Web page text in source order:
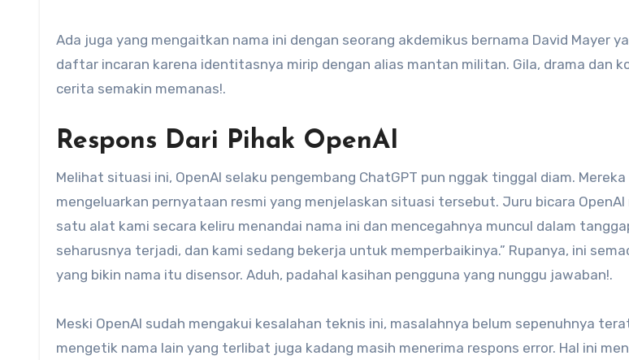
Ada juga yang mengaitkan nama ini dengan seorang akdemikus bernama David Mayer
daftar incaran karena identitasnya mirip dengan alias mantan militan. Gila, drama dan
cerita semakin memanas!.
Respons Dari Pihak OpenAI
Melihat situasi ini, OpenAI selaku pengembang ChatGPT pun nggak tinggal diam.
mengeluarkan pernyataan resmi yang menjelaskan situasi tersebut. ​Juru bicara OpenAI
satu alat kami secara keliru menandai nama ini dan mencegahnya muncul dalam
seharusnya terjadi, dan kami sedang bekerja untuk memperbaikinya.” Rupanya, ini
yang bikin nama itu disensor. Aduh, padahal kasihan pengguna yang nunggu jawaban!.
Meski OpenAI sudah mengakui kesalahan teknis ini, masalahnya belum sepenuhnya
mengetik nama lain yang terlibat juga kadang masih menerima respons error. Hal ini